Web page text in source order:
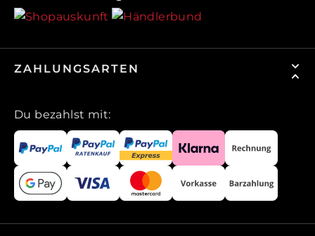
ZAHLUNGSARTEN
Du bezahlst mit: